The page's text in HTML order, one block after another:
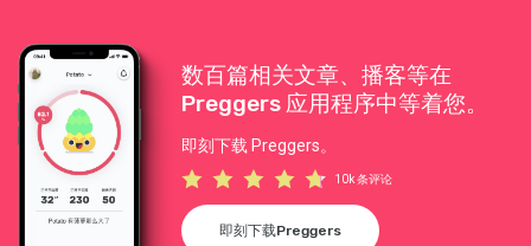
数百篇相关文章、播客等在
Preggers 应用程序中等着您。
即刻下载 Preggers。
10k 条评论
即刻下载Preggers